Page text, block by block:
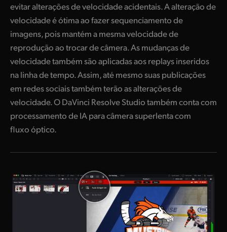
evitar alterações de velocidade acidentais. A alteração de
velocidade é ótima ao fazer sequenciamento de
imagens, pois mantém a mesma velocidade de
reprodução ao trocar de câmera. As mudanças de
velocidade também são aplicadas aos replays inseridos
na linha de tempo. Assim, até mesmo suas publicações
em redes sociais também terão as alterações de
velocidade. O DaVinci Resolve Studio também conta com
processamento de IA para câmera superlenta com
fluxo óptico.